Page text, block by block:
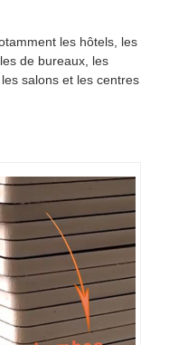
les hôtels, les
de bureaux, les
salons et les centres